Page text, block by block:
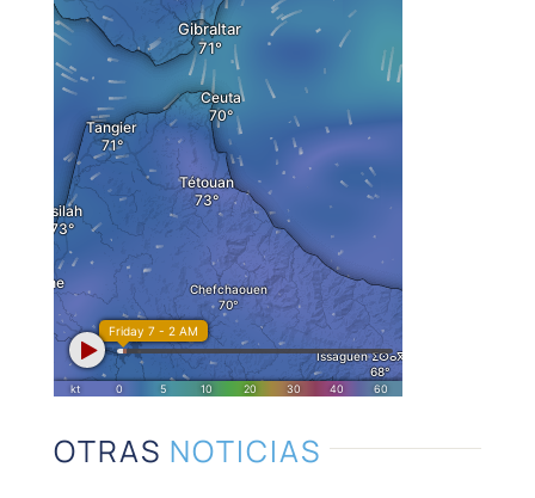
OTRAS NOTICIAS
Puerto
Sotogrande
asiste
como
Comienzan
en Puerto
Sotogrande
las